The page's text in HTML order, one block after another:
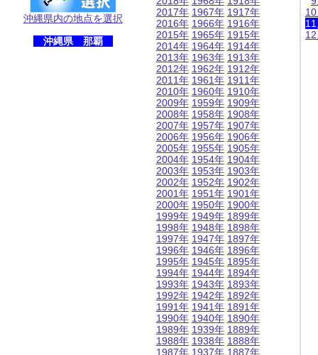
沖縄県内の地点を選択
沖縄県 那覇
2017年
2016年
2015年
2014年
2013年
2012年
2011年
2010年
2009年
2008年
2007年
2006年
2005年
2004年
2003年
2002年
2001年
2000年
1999年
1998年
1997年
1996年
1995年
1994年
1993年
1992年
1991年
1990年
1989年
1988年
1987年
1967年
1966年
1965年
1964年
1963年
1962年
1961年
1960年
1959年
1958年
1957年
1956年
1955年
1954年
1953年
1952年
1951年
1950年
1949年
1948年
1947年
1946年
1945年
1944年
1943年
1942年
1941年
1940年
1939年
1938年
1937年
1917年
1916年
1915年
1914年
1913年
1912年
1911年
1910年
1909年
1908年
1907年
1906年
1905年
1904年
1903年
1902年
1901年
1900年
1899年
1898年
1897年
1896年
1895年
1894年
1893年
1892年
1891年
1890年
1889年
1888年
1887年